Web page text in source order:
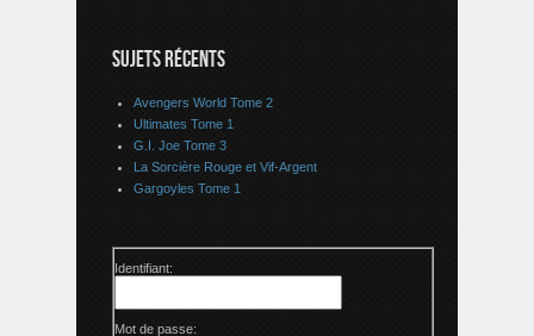
SUJETS RÉCENTS
Avengers World Tome 2
Ultimates Tome 1
G.I. Joe Tome 3
La Sorcière Rouge et Vif-Argent
Gargoyles Tome 1
Identifiant:
Mot de passe: